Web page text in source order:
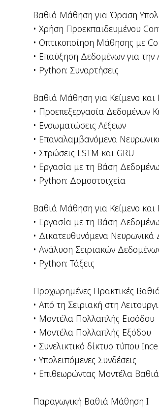
Βαθιά Μάθηση για Όραση
• Χρήση Προεκπαιδευμένου
• Οπτικοποίηση Μάθησης με
• Επαύξηση Δεδομένων για
• Python: Συναρτήσεις
Βαθιά Μάθηση για Κείμενο και
• Προεπεξεργασία Δεδομένων
• Ενσωματώσεις Λέξεων
• Επαναλαμβανόμενα
• Στρώσεις LSTM και GRU
• Εργασία με τη Βάση
• Python: Δομοστοιχεία
Βαθιά Μάθηση για Κείμενο και
• Εργασία με τη Βάση
• Δικατευθυνόμενα Νευρωνικά
• Ανάλυση Σειριακών
• Python: Τάξεις
Προχωρημένες Πρακτικές
• Από τη Σειριακή στη
• Μοντέλα Πολλαπλής Εισόδου
• Μοντέλα Πολλαπλής Εξόδου
• Συνελικτικό δίκτυο τύπου
• Υπολειπόμενες Συνδέσεις
• Επιθεωρώντας Μοντέλα
Παραγωγική Βαθιά Μάθηση I